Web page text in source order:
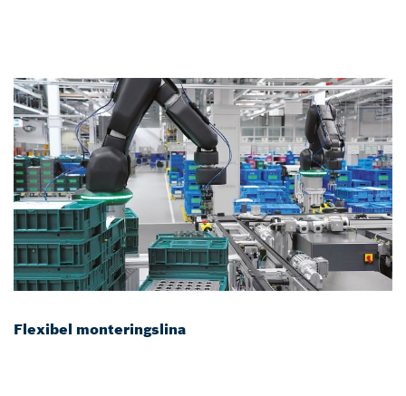
Flexibel monteringslina